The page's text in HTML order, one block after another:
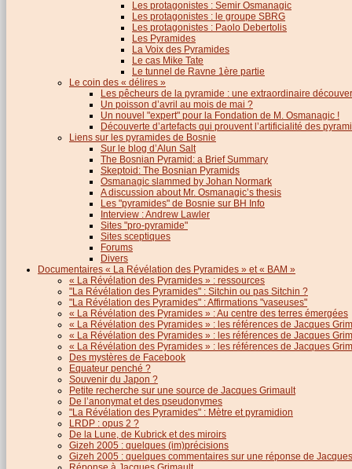
Les protagonistes : Semir Osmanagic
Les protagonistes : le groupe SBRG
Les protagonistes : Paolo Debertolis
Les Pyramides
La Voix des Pyramides
Le cas Mike Tate
Le tunnel de Ravne 1ère partie
Le coin des « délires »
Les pêcheurs de la pyramide : une extraordinaire
Un poisson d’avril au mois de mai ?
Un nouvel "expert" pour la Fondation de M. Osmanagic !
Découverte d’artefacts qui prouvent l’artificialité des
Liens sur les pyramides de Bosnie
Sur le blog d’Alun Salt
The Bosnian Pyramid: a Brief Summary
Skeptoid: The Bosnian Pyramids
Osmanagic slammed by Johan Normark
A discussion about Mr. Osmanagic’s thesis
Les "pyramides" de Bosnie sur BH Info
Interview : Andrew Lawler
Sites "pro-pyramide"
Sites sceptiques
Forums
Divers
Documentaires « La Révélation des Pyramides » et « BAM »
« La Révélation des Pyramides » : ressources
"La Révélation des Pyramides" : Sitchin ou pas Sitchin ?
"La Révélation des Pyramides" : Affirmations "vaseuses"
« La Révélation des Pyramides » : Au centre des terres émergées
« La Révélation des Pyramides » : les références de Jacques
« La Révélation des Pyramides » : les références de Jacques
« La Révélation des Pyramides » : les références de Jacques
Des mystères de Facebook
Equateur penché ?
Souvenir du Japon ?
Petite recherche sur une source de Jacques Grimault
De l’anonymat et des pseudonymes
"La Révélation des Pyramides" : Mètre et pyramidion
LRDP : opus 2 ?
De la Lune, de Kubrick et des miroirs
Gizeh 2005 : quelques (im)précisions
Gizeh 2005 : quelques commentaires sur une réponse de